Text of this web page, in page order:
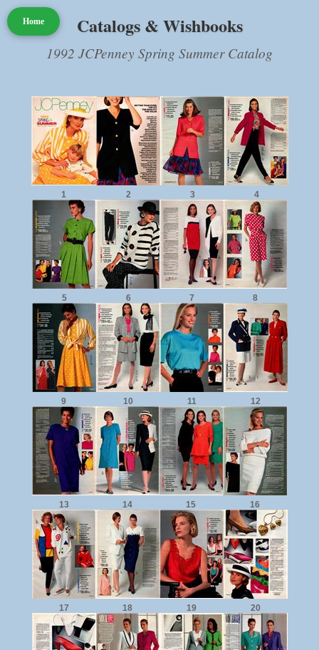
Home Catalogs & Wishbooks
1992 JCPenney Spring Summer Catalog
1 2 3 4
5 6 7 8
9 10 11 12
13 14 15 16
17 18 19 20